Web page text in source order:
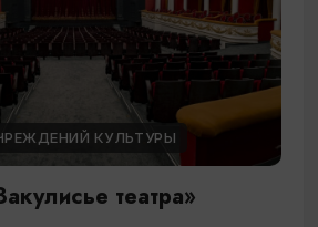
КУЛЬТУРЫ
театра»